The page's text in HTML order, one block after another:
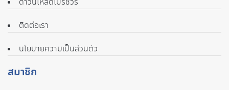
ติดต่อเรา
นโยบายความเป็นส่วนตัว
สมาชิก